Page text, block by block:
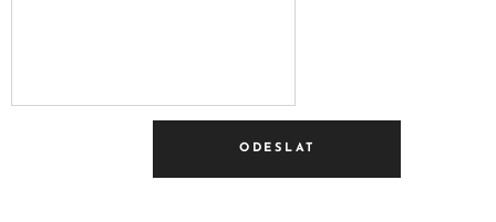
ODESLAT